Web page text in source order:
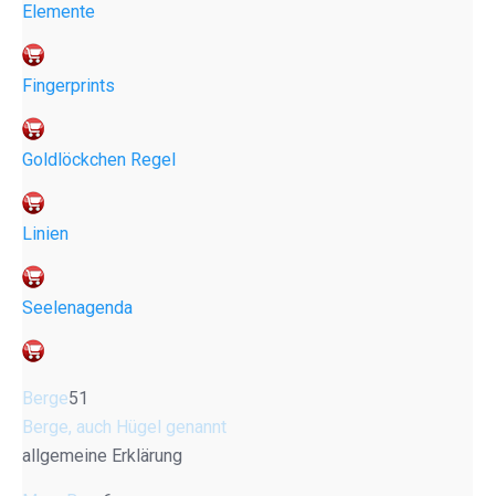
Elemente
Fingerprints
Goldlöckchen Regel
Linien
Seelenagenda
Berge51
Berge, auch Hügel genannt
allgemeine Erklärung